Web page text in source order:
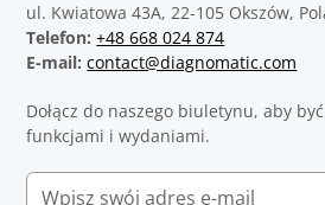
ul. Kwiatowa 43A, 22-105 Okszów,
Telefon: +48 668 024 874
E-mail: contact@diagnomatic.com
Dołącz do naszego biuletynu, aby
funkcjami i wydaniami.